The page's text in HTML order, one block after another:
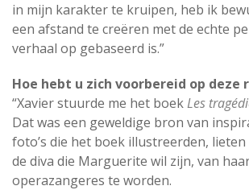
in mijn karakter te kruipen, heb ik
een afstand te creëren met de echte
verhaal op gebaseerd is.”
Hoe hebt u zich voorbereid op deze
“Xavier stuurde me het boekLes
Dat was een geweldige bron van
foto’s die het boek illustreerden, lieten
de diva die Marguerite wil zijn, van
operazangeres te worden.